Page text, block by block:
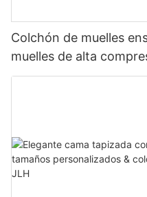
Colchón de muelles
muelles de alta